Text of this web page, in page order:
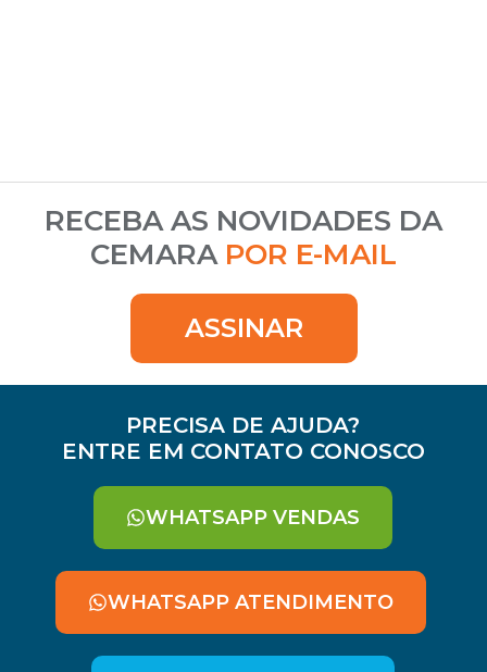
RECEBA AS NOVIDADES DA
CEMARA POR E-MAIL
ASSINAR
PRECISA DE AJUDA?
ENTRE EM CONTATO CONOSCO
WHATSAPP VENDAS
WHATSAPP ATENDIMENTO